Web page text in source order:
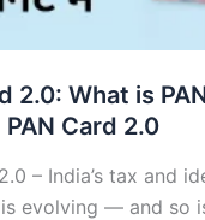
2.0: What is
Card 2.0
– India’s tax and
evolving — and so